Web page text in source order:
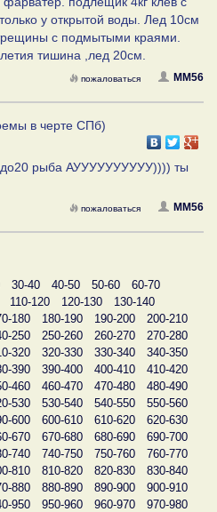
у открытой воды. Лед 10см
с подмытыми краями.
тишина ,лед 20см.
MM56
пожаловаться
в черте СПб)
рыба АУУУУУУУУУУ)))) ты
MM56
пожаловаться
30-40 40-50 50-60
60-70
110-120 120-130
130-140
180 180-190 190-200
200-210
250 250-260 260-270
270-280
320 320-330 330-340
340-350
390 390-400 400-410
410-420
460 460-470 470-480
480-490
530 530-540 540-550
550-560
600 600-610 610-620
620-630
670 670-680 680-690
690-700
740 740-750 750-760
760-770
810 810-820 820-830
830-840
880 880-890 890-900
900-910
950 950-960 960-970
970-980